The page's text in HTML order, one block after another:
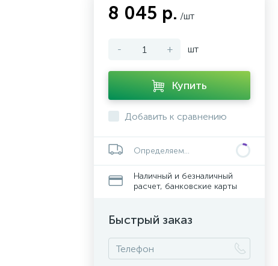
8 045 р. /шт
- + шт
Купить
Добавить к сравнению
Определяем...
Наличный и безналичный
расчет, банковские карты
Быстрый заказ